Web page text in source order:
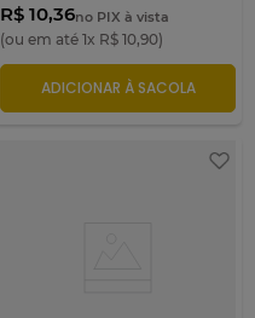
R$ 10,36no PIX à vista
(ou em até 1x R$ 10,90)
ADICIONAR À SACOLA